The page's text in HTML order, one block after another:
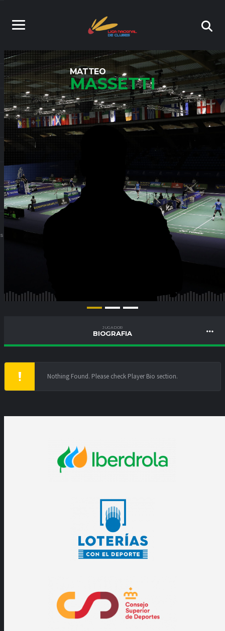
MATTEO
MASSETTI
JUGADOR
BIOGRAFIA
Nothing Found. Please check Player Bio section.